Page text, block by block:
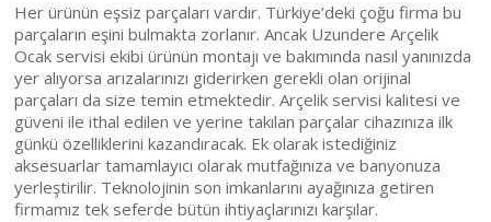
Her ürünün eşsiz parçaları vardır. Türkiye’deki çoğu firma bu
parçaların eşini bulmakta zorlanır. Ancak Uzundere Arçelik
Ocak servisi ekibi ürünün montajı ve bakımında nasıl yanınızda
yer alıyorsa arızalarınızı giderirken gerekli olan orijinal
parçaları da size temin etmektedir. Arçelik servisi kalitesi ve
güveni ile ithal edilen ve yerine takılan parçalar cihazınıza ilk
günkü özelliklerini kazandıracak. Ek olarak istediğiniz
aksesuarlar tamamlayıcı olarak mutfağınıza ve banyonuza
yerleştirilir. Teknolojinin son imkanlarını ayağınıza getiren
firmamız tek seferde bütün ihtiyaçlarınızı karşılar.